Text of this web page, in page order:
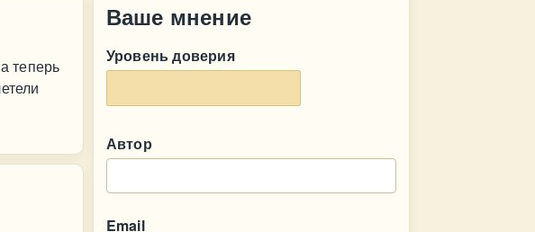
теперь
Ваше мнение
Уровень доверия
Автор
Email